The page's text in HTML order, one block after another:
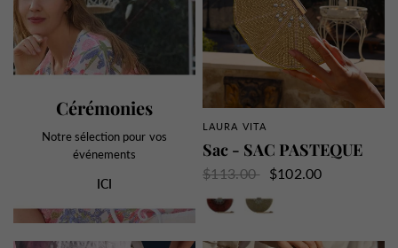
Cérémonies
Notre sélection pour vos
événements
ICI
APERÇU RAPIDE
LAURA VITA
Sac - SAC PASTEQUE
$113.00
$102.00